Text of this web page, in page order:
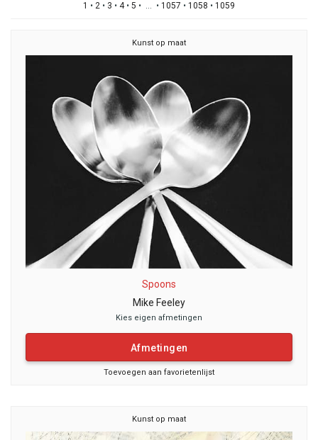
1 • 2 • 3 • 4• 5 • ... • 1057 • 1058 • 1059
Kunst op maat
Spoons
Mike Feeley
Kies eigen afmetingen
Afmetingen
Toevoegen aan favorietenlijst
Kunst op maat